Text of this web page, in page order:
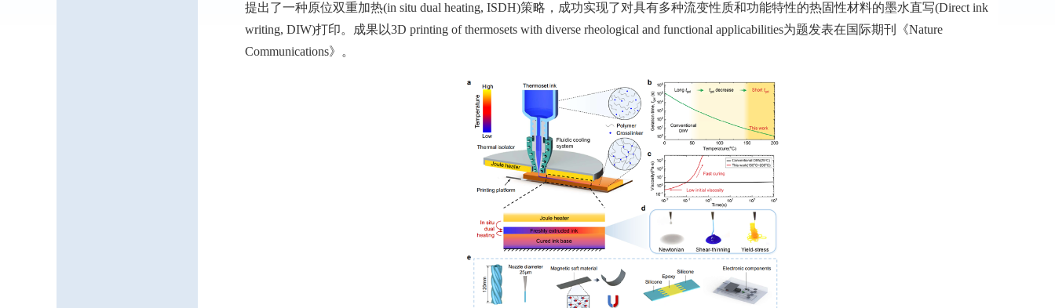
提出了一种原位双重加热(in situ dual heating, ISDH)策略，成功实现了对具有多种流变性质和功能特性的热固性材料的墨水直写(Direct ink
writing, DIW)打印。成果以3D printing of thermosets with diverse rheological and functional applicabilities为题发表在国际期刊《Nature
Communications》。